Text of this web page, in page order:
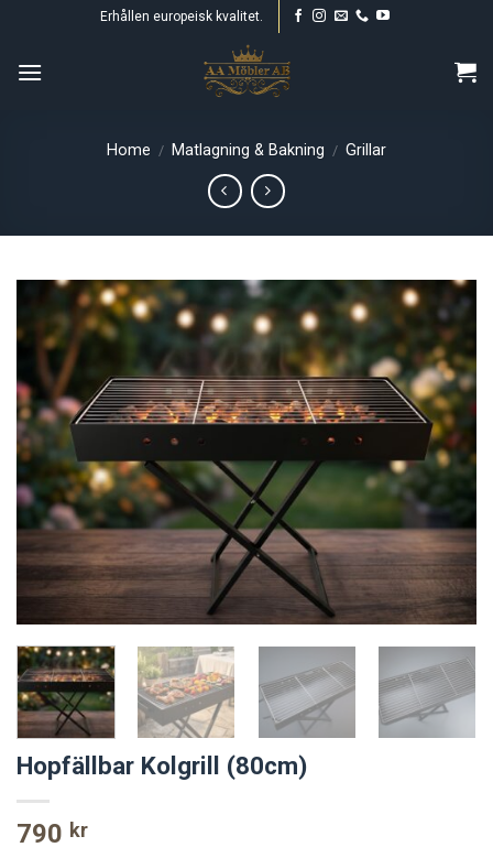
content
Erhållen europeisk kvalitet.
Home / Matlagning & Bakning / Grillar
Hopfällbar Kolgrill (80cm)
790 kr